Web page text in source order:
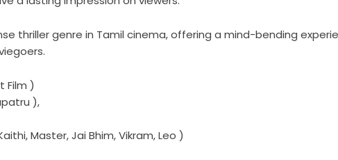
thriller genre in Tamil cinema, offering a mind-bending
Film )
),
Master, Jai Bhim, Vikram, Leo )